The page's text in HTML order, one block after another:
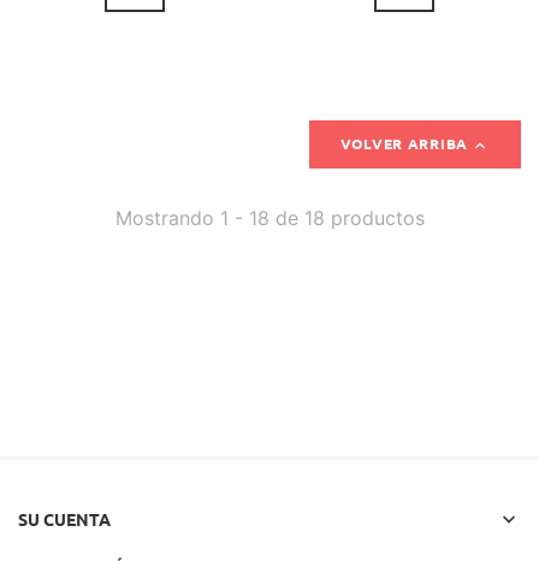
VOLVER ARRIBA 
Mostrando 1 - 18 de 18 productos
SU CUENTA 